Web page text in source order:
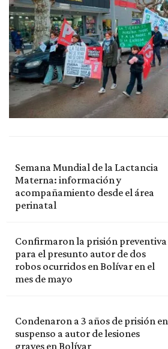
Semana Mundial de la Lactancia
Materna: información y
acompañamiento desde el área
perinatal
Confirmaron la prisión preventiva
para el presunto autor de dos
robos ocurridos en Bolívar en el
mes de mayo
Condenaron a 3 años de prisión en
suspenso a autor de lesiones
graves en Bolívar